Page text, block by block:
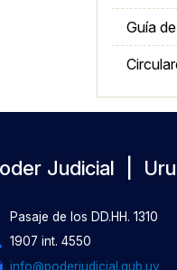
Guía
Judicial |
Pasaje de los DD.HH. 1310
1907 int. 4550
info@poderjudicial.gub.uy